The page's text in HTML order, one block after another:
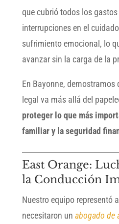
que cubrió todos los
interrupciones en el
sufrimiento emocional, lo
avanzar sin la carga de la
En Bayonne, demostramos
legal va más allá del
proteger lo que más
familiar y la seguridad
East Orange:
la Conducción
Nuestro equipo representó
necesitaron un abogado de